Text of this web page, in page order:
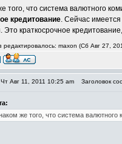
того, что система валютного
кредитование. Сейчас
Это краткосрочное
редактировалось: maxon (Сб Авг 27,
Авг 11, 2011 10:25 am Заголовок
же того, что система